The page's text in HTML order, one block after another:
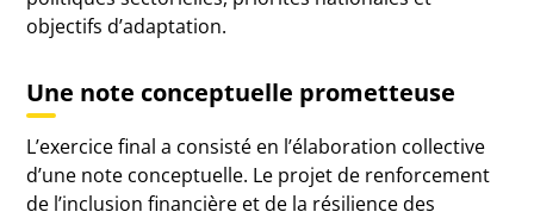
objectifs d’adaptation.
Une note conceptuelle prometteuse
L’exercice final a consisté en l’élaboration collective
d’une note conceptuelle. Le projet de renforcement
de l’inclusion financière et de la résilience des